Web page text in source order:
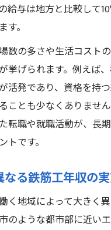
給与は地方と比較して
。
数の多さや生活コスト
挙げられます。例えば
活発であり、資格を持
ことも少なくありませ
転職や就職活動が、長
トです。
る鉄筋工年収の
く地域によって大きく異
のような都市部に近いエ